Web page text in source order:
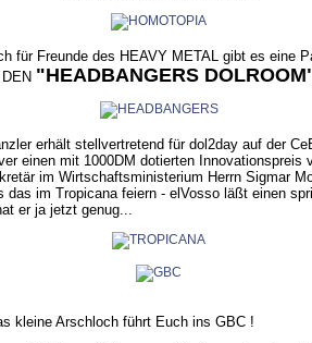
für Freunde des HEAVY METAL gibt es eine
DEN "HEADBANGERS
erhält stellvertretend für dol2day auf der
einen mit 1000DM dotierten Innovationspreis
im Wirtschaftsministerium Herrn Sigmar
das im Tropicana feiern - elVosso läßt einen
er ja jetzt genug...
kleine Arschloch führt Euch ins GBC !